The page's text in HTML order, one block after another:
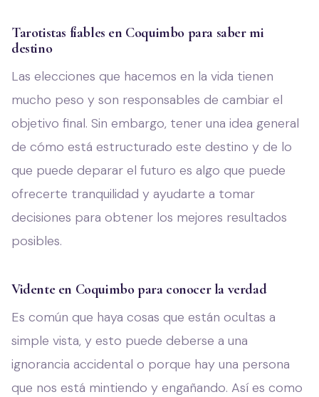
Tarotistas fiables en Coquimbo para saber mi
destino
Las elecciones que hacemos en la vida tienen
mucho peso y son responsables de cambiar el
objetivo final. Sin embargo, tener una idea general
de cómo está estructurado este destino y de lo
que puede deparar el futuro es algo que puede
ofrecerte tranquilidad y ayudarte a tomar
decisiones para obtener los mejores resultados
posibles.
Vidente en Coquimbo para conocer la verdad
Es común que haya cosas que están ocultas a
simple vista, y esto puede deberse a una
ignorancia accidental o porque hay una persona
que nos está mintiendo y engañando. Así es como